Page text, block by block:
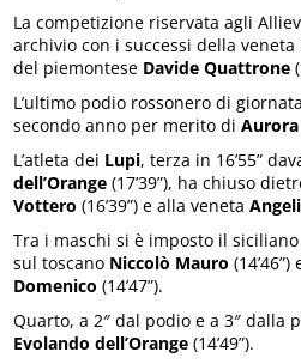
La competizione riservata agli
archivio con i successi della veneta
del piemontese Davide Quattrone
L’ultimo podio rossonero di
secondo anno per merito diAurora
L’atleta dei Lupi, terza in 16’55”
dell’Orange(17’39”), ha chiuso
Vottero (16’39”) e alla veneta
Tra i maschi si è imposto il
sul toscano Niccolò Mauro
Domenico (14’47”).
Quarto, a 2″ dal podio e a 3″ dalla
Evolando dell’Orange (14’49”).